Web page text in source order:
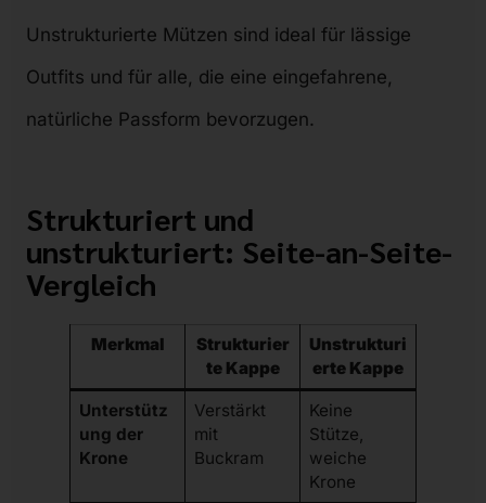
Unstrukturierte Mützen sind ideal für lässige
Outfits und für alle, die eine eingefahrene,
natürliche Passform bevorzugen.
Strukturiert und
unstrukturiert: Seite-an-Seite-
Vergleich
Merkmal
Strukturier
te Kappe
Unstrukturi
erte Kappe
Unterstütz
ung der
Krone
Verstärkt
mit
Buckram
Keine
Stütze,
weiche
Krone